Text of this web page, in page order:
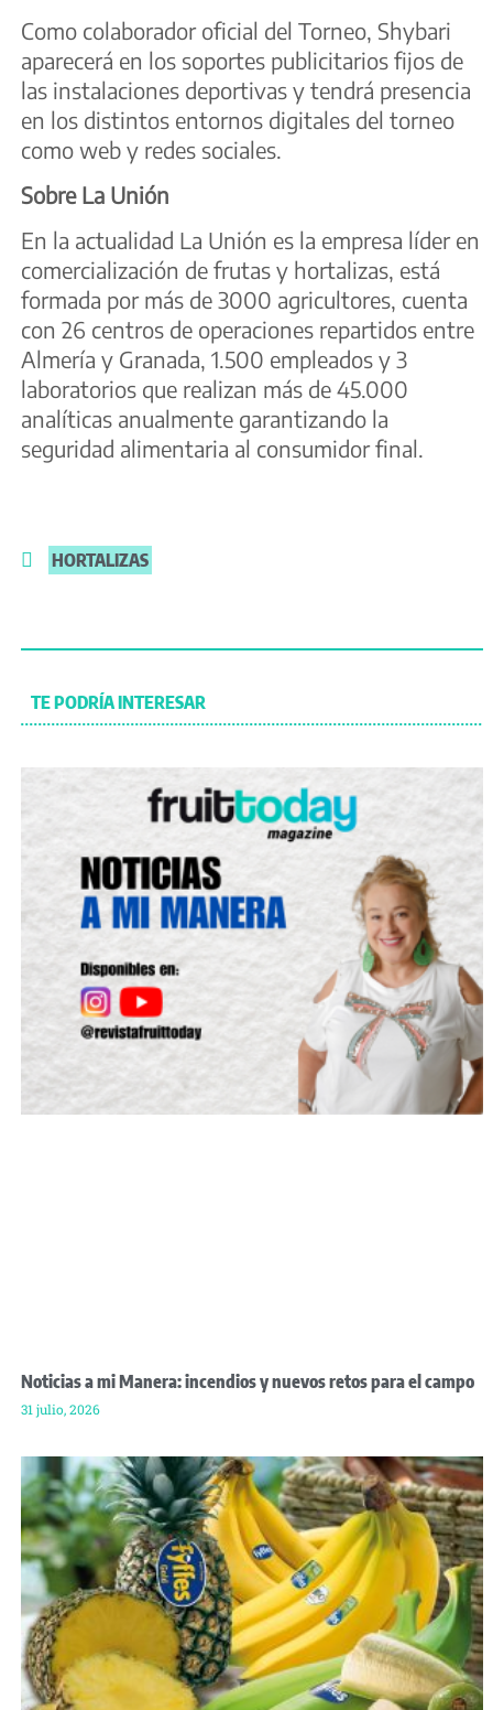
Como colaborador oficial del Torneo, Shybari
aparecerá en los soportes publicitarios fijos de
las instalaciones deportivas y tendrá presencia
en los distintos entornos digitales del torneo
como web y redes sociales.
Sobre La Unión
En la actualidad La Unión es la empresa líder en
comercialización de frutas y hortalizas, está
formada por más de 3000 agricultores, cuenta
con 26 centros de operaciones repartidos entre
Almería y Granada, 1.500 empleados y 3
laboratorios que realizan más de 45.000
analíticas anualmente garantizando la
seguridad alimentaria al consumidor final.
HORTALIZAS
TE PODRÍA INTERESAR
Noticias a mi Manera: incendios y nuevos retos para el campo
31 julio, 2026